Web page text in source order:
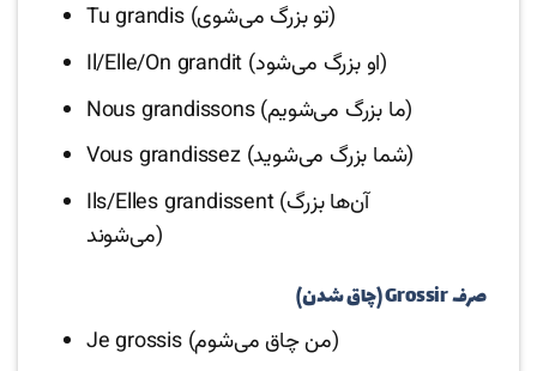
Tu grandis (تو بزرگ می‌شوی)
Il/Elle/On grandit (او بزرگ می‌شود)
Nous grandissons (ما بزرگ می‌شویم)
Vous grandissez (شما بزرگ می‌شوید)
Ils/Elles grandissent (آن‌ها بزرگ
می‌شوند)
صرف Grossir (چاق شدن)
Je grossis (من چاق می‌شوم)